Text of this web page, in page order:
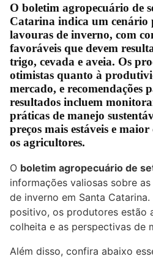
O boletim agropecuário de
Catarina indica um cenário
lavouras de inverno, com
favoráveis que devem
trigo, cevada e aveia. Os
otimistas quanto à
mercado, e recomendações
resultados incluem
práticas de manejo
preços mais estáveis e
os agricultores.
O boletim agropecuário de
informações valiosas sobre
de inverno em Santa
positivo, os produtores estão
colheita e as perspectivas de
Além disso, confira abaixo